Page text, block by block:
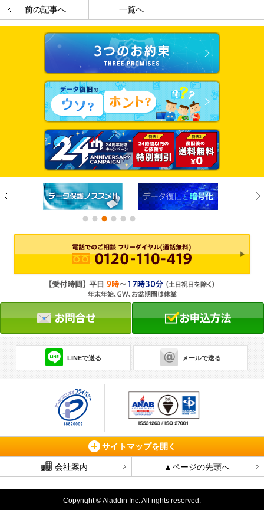
前の記事へ 一覧へ
LINEで送る メールで送る
サイトマップを開く
会社案内 ▲ページの先頭へ
Copyright © Aladdin Inc. All rights reserved.